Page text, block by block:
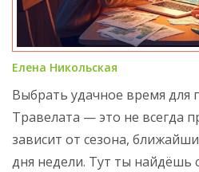
Елена Никольская
Выбрать удачное время для
Травелата — это не всегда
зависит от сезона,
дня недели. Тут ты найдёшь